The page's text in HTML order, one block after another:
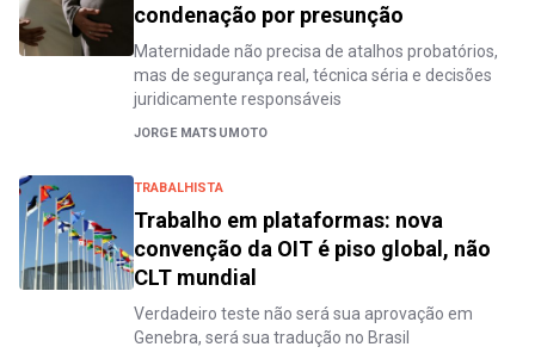
condenação por presunção
Maternidade não precisa de atalhos probatórios,
mas de segurança real, técnica séria e decisões
juridicamente responsáveis
JORGE MATSUMOTO
TRABALHISTA
Trabalho em plataformas: nova
convenção da OIT é piso global, não
CLT mundial
Verdadeiro teste não será sua aprovação em
Genebra, será sua tradução no Brasil